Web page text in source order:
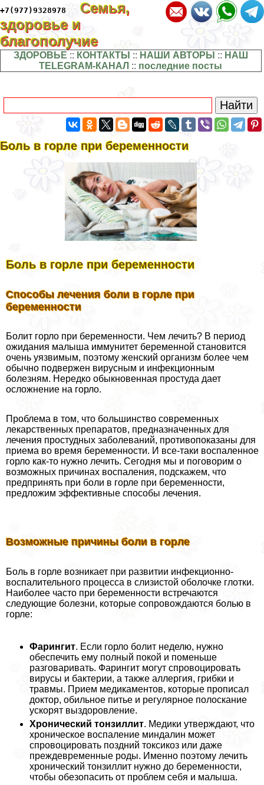
+7(977)9328978
Семья,
здоровье и
благополучие
ЗДОРОВЬЕ :: КОНТАКТЫ :: НАШИ АВТОРЫ :: НАШ
TELEGRAM-КАНАЛ :: последние посты
Боль в горле при беременности
Боль в горле при беременности
Способы лечения боли в горле при
беременности
Болит горло при беременности. Чем лечить? В период
ожидания малыша иммунитет беременной становится
очень уязвимым, поэтому женский организм более чем
обычно подвержен вирусным и инфекционным
болезням. Нередко обыкновенная простуда дает
осложнение на горло.
Проблема в том, что большинство современных
лекарственных препаратов, предназначенных для
лечения простудных заболеваний, противопоказаны для
приема во время беременности. И все-таки воспаленное
горло как-то нужно лечить. Сегодня мы и поговорим о
возможных причинах воспаления, подскажем, что
предпринять при боли в горле при беременности,
предложим эффективные способы лечения.
Возможные причины боли в горле
Боль в горле возникает при развитии инфекционно-
воспалительного процесса в слизистой оболочке глотки.
Наиболее часто при беременности встречаются
следующие болезни, которые сопровождаются болью в
горле:
Фарингит. Если горло болит неделю, нужно
обеспечить ему полный покой и поменьше
разговаривать. Фарингит могут спровоцировать
вирусы и бактерии, а также аллергия, грибки и
травмы. Прием медикаментов, которые прописал
доктор, обильное питье и регулярное полоскание
ускорят выздоровление.
Хронический тонзиллит. Медики утверждают, что
хроническое воспаление миндалин может
спровоцировать поздний токсикоз или даже
преждевременные роды. Именно поэтому лечить
хронический тонзиллит нужно до беременности,
чтобы обезопасить от проблем себя и малыша.